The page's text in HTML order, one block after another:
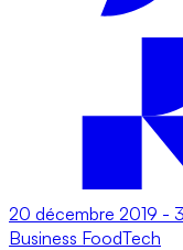
20 décembre 2019 -
Business FoodTech